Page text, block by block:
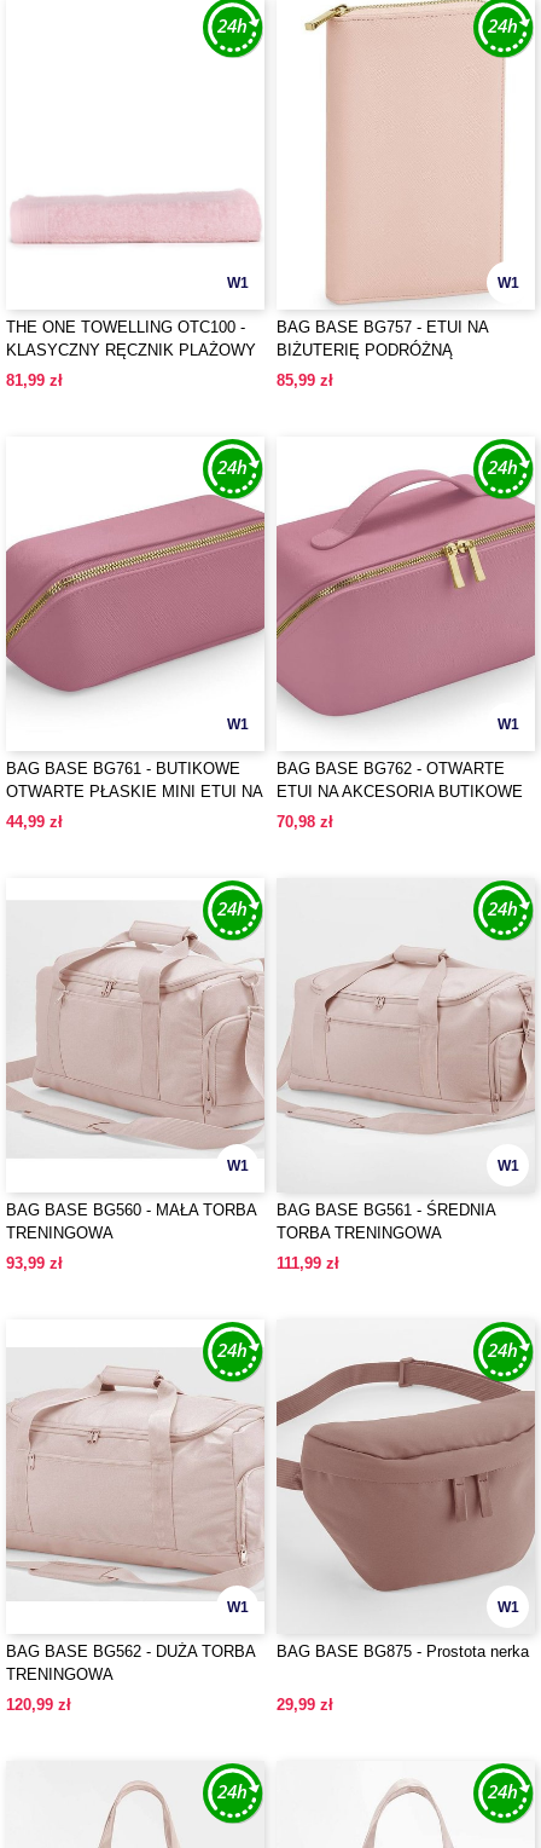
W1
THE ONE TOWELLING OTC100 -
KLASYCZNY RĘCZNIK PLAŻOWY
81,99 zł
W1
BAG BASE BG757 - ETUI NA
BIŻUTERIĘ PODRÓŻNĄ
BOUTIQUE
85,99 zł
W1
BAG BASE BG761 - BUTIKOWE
OTWARTE PŁASKIE MINI ETUI NA
AKCESORIA
44,99 zł
W1
BAG BASE BG762 - OTWARTE
ETUI NA AKCESORIA BUTIKOWE
70,98 zł
W1
BAG BASE BG560 - MAŁA TORBA
TRENINGOWA
93,99 zł
W1
BAG BASE BG561 - ŚREDNIA
TORBA TRENINGOWA
111,99 zł
W1
BAG BASE BG562 - DUŻA TORBA
TRENINGOWA
120,99 zł
W1
BAG BASE BG875 - Prostota nerka
29,99 zł